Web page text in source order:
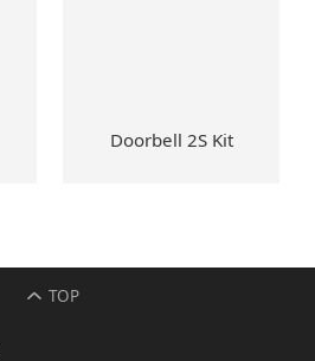
Doorbell 2S Kit
TOP